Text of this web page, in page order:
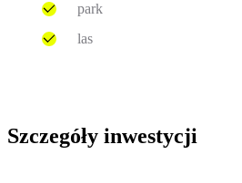
park
las
Szczegóły inwestycji